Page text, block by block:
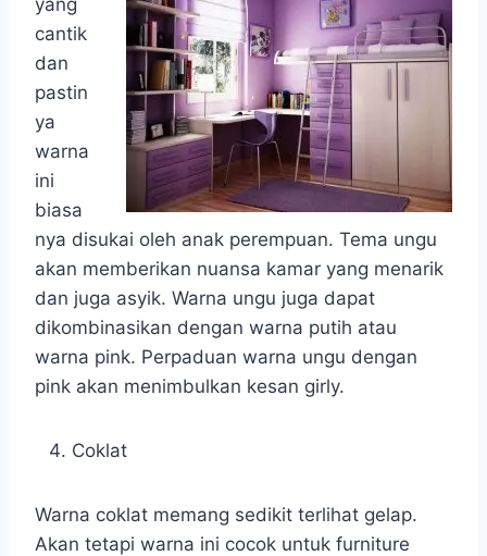
cantik
dan
pastin
ya
warna
ini
biasa
nya disukai oleh anak perempuan. Tema ungu
akan memberikan nuansa kamar yang menarik
dan juga asyik. Warna ungu juga dapat
dikombinasikan dengan warna putih atau
warna pink. Perpaduan warna ungu dengan
pink akan menimbulkan kesan girly.
Coklat
Warna coklat memang sedikit terlihat gelap.
Akan tetapi warna ini cocok untuk furniture